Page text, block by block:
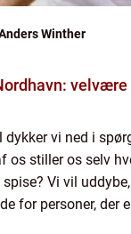
Winther
velvære
dykker vi ned i
os stiller os selv
Vi vil
for personer, der